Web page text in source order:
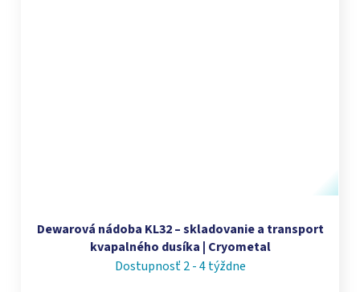
Dewarová nádoba KL32 – skladovanie a transport
kvapalného dusíka | Cryometal
Dostupnosť 2 - 4 týždne